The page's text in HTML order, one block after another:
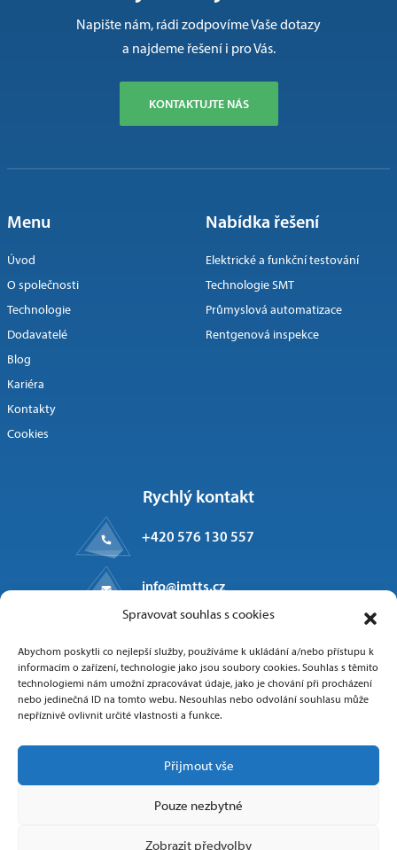
Spravovat souhlas s cookies
Abychom poskytli co nejlepší služby, používáme k ukládání a/nebo přístupu k
informacím o zařízení, technologie jako jsou soubory cookies. Souhlas s těmito
technologiemi nám umožní zpracovávat údaje, jako je chování při procházení
nebo jedinečná ID na tomto webu. Nesouhlas nebo odvolání souhlasu může
nepříznivě ovlivnit určité vlastnosti a funkce.
Přijmout vše
Pouze nezbytné
Zobrazit předvolby
Napište nám, rádi zodpovíme Vaše dotazy
a najdeme řešení i pro Vás.
KONTAKTUJTE NÁS
Menu
Úvod
O společnosti
Technologie
Dodavatelé
Blog
Kariéra
Kontakty
Cookies
Nabídka řešení
Elektrické a funkční testování
Technologie SMT
Průmyslová automatizace
Rentgenová inspekce
Rychlý kontakt
+420 576 130 557
info@imtts.cz
Valašské Meziříčí, 757 01
Sledujte nás